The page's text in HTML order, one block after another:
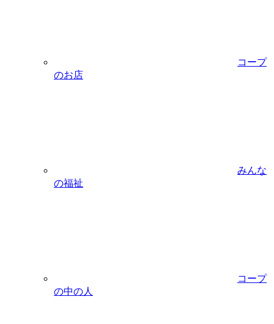
コープ
のお店
みんな
の福祉
コープ
の中の人